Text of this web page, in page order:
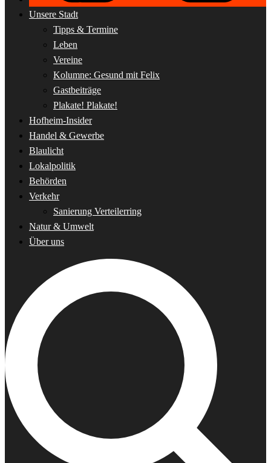
Unsere Stadt
Tipps & Termine
Leben
Vereine
Kolumne: Gesund mit Felix
Gastbeiträge
Plakate! Plakate!
Hofheim-Insider
Handel & Gewerbe
Blaulicht
Lokalpolitik
Behörden
Verkehr
Sanierung Verteilerring
Natur & Umwelt
Über uns